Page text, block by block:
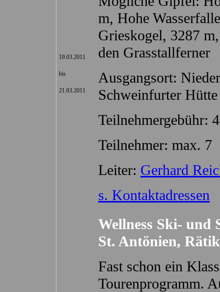
19.03.2011
bis
21.03.2011
m, Hohe
Grieskogel, 3287
den Grasstallferner
Ausgangsort:
Schweinfurter Hütte
Teilnehmergebühr:
Teilnehmer: max. 7
Leiter: Gerhard
s. Kontaktadressen
Wellness Ski- und
St. Antönien,
Fast schon ein
Tourenprogramm.